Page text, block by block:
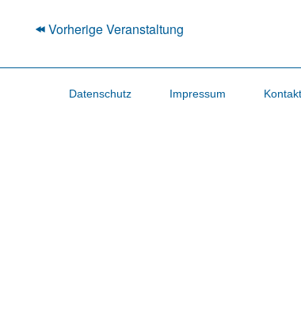
Vorherige Veranstaltung
Datenschutz Impressum Kontakt